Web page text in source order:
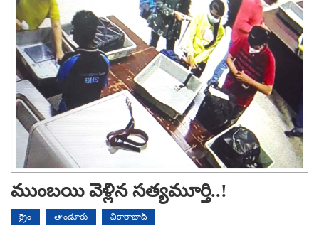
ముంబయి వెళ్లిన సత్యమూర్తి..!
క్రైం తాండూరు వికారాబాద్